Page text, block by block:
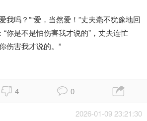
我吗？”“爱，当然爱！”丈夫毫不犹豫地回
你是不是怕伤害我才说的”，丈夫连忙
伤害我才说的。”
4 0
2026-01-09 23:21:30